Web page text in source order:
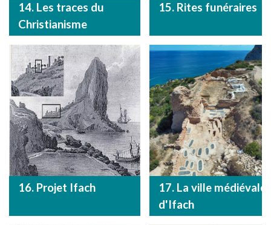
14. Les traces du
Christianisme
15. Rites funéraires
16. Projet Ifach
17. La ville médiévale
d'Ifach